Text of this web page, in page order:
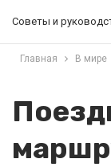
Советы и
Главная В мире